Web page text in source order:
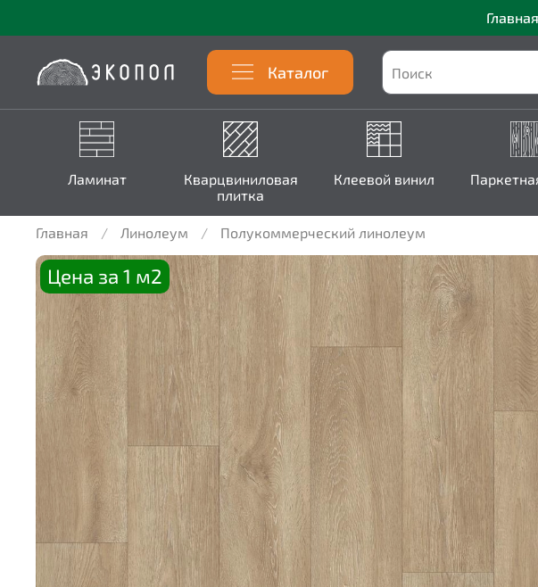
Главная
Каталог
Ламинат
Кварцвиниловая
плитка
Клеевой винил
Главная Линолеум Полукоммерческий линолеум
Цена за 1 м2